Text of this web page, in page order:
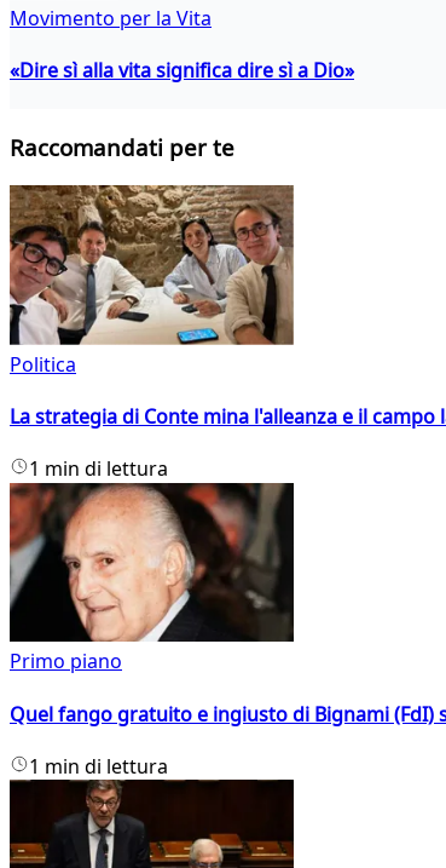
Movimento per la Vita
«Dire sì alla vita significa dire sì a Dio»
Raccomandati per te
Politica
La strategia di Conte mina l'alleanza e il
1 min di lettura
Primo piano
Quel fango gratuito e ingiusto di Bignami (FdI)
1 min di lettura